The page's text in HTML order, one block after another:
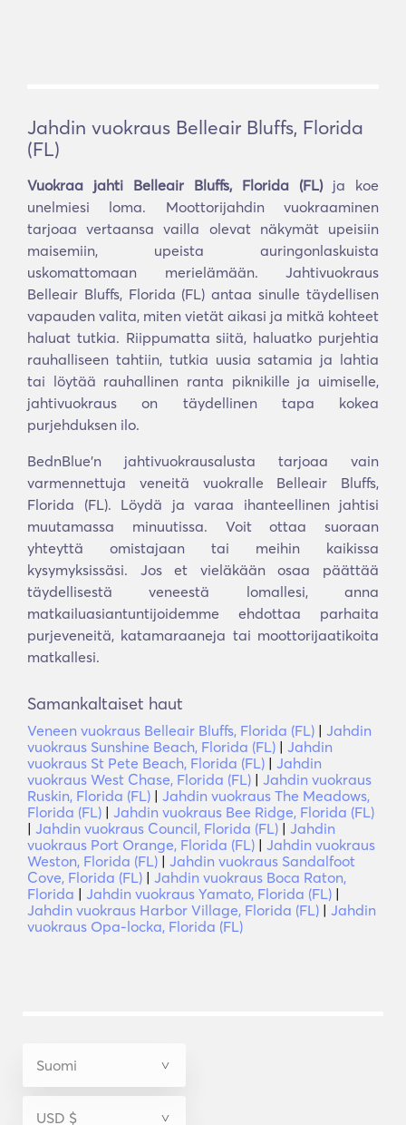
Jahdin vuokraus Belleair Bluffs, Florida
(FL)
Vuokraa jahti Belleair Bluffs, Florida (FL)ja koe
unelmiesi loma. Moottorijahdin vuokraaminen
tarjoaa vertaansa vailla olevat näkymät upeisiin
maisemiin, upeista auringonlaskuista
uskomattomaan merielämään. Jahtivuokraus
Belleair Bluffs, Florida (FL) antaa sinulle täydellisen
vapauden valita, miten vietät aikasi ja mitkä kohteet
haluat tutkia. Riippumatta siitä, haluatko purjehtia
rauhalliseen tahtiin, tutkia uusia satamia ja lahtia
tai löytää rauhallinen ranta piknikille ja uimiselle,
jahtivuokraus on täydellinen tapa kokea
purjehduksen ilo.
BednBlue'n jahtivuokrausalusta tarjoaa vain
varmennettuja veneitä vuokralle Belleair Bluffs,
Florida (FL). Löydä ja varaa ihanteellinen jahtisi
muutamassa minuutissa. Voit ottaa suoraan
yhteyttä omistajaan tai meihin kaikissa
kysymyksissäsi. Jos et vieläkään osaa päättää
täydellisestä veneestä lomallesi, anna
matkailuasiantuntijoidemme ehdottaa parhaita
purjeveneitä, katamaraaneja tai moottorijaatikoita
matkallesi.
Samankaltaiset haut
Veneen vuokraus Belleair Bluffs, Florida (FL) | Jahdin
vuokraus Sunshine Beach, Florida (FL) | Jahdin
vuokraus St Pete Beach, Florida (FL) | Jahdin
vuokraus West Chase, Florida (FL) | Jahdin vuokraus
Ruskin, Florida (FL) | Jahdin vuokraus The Meadows,
Florida (FL) | Jahdin vuokraus Bee Ridge, Florida (FL)
| Jahdin vuokraus Council, Florida (FL) | Jahdin
vuokraus Port Orange, Florida (FL) | Jahdin vuokraus
Weston, Florida (FL) | Jahdin vuokraus Sandalfoot
Cove, Florida (FL) | Jahdin vuokraus Boca Raton,
Florida | Jahdin vuokraus Yamato, Florida (FL) |
Jahdin vuokraus Harbor Village, Florida (FL) | Jahdin
vuokraus Opa-locka, Florida (FL)